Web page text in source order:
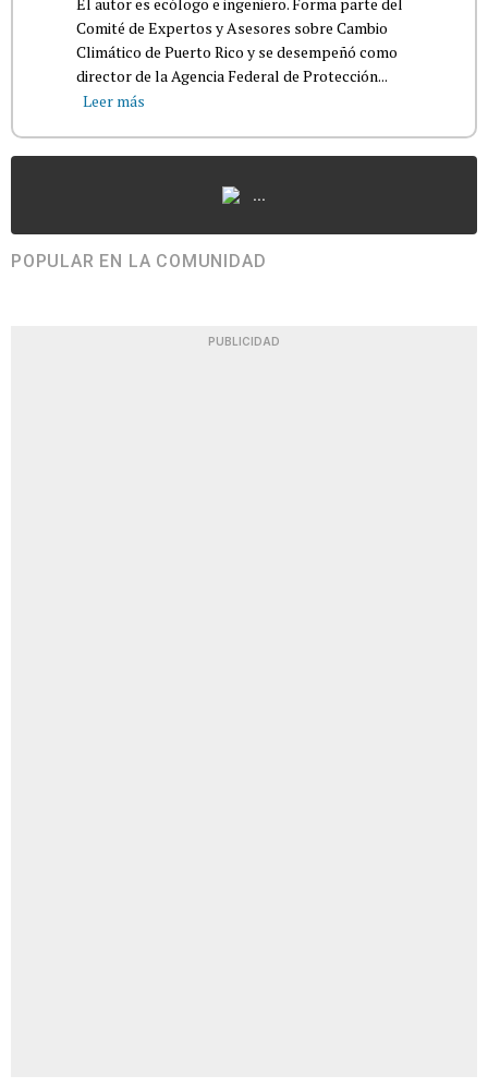
Comité de Expertos y Asesores sobre Cambio
Climático de Puerto Rico y se desempeñó como
director de la Agencia Federal de Protección...
Leer más
...
POPULAR EN LA COMUNIDAD
PUBLICIDAD